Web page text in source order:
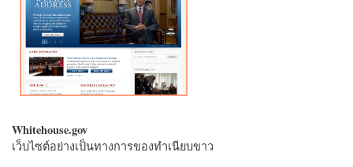
Whitehouse.gov
เว็บไซต์อย่างเป็นทางการของทำเนียบขาว